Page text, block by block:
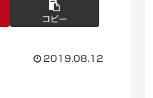
コピー
2019.08.12